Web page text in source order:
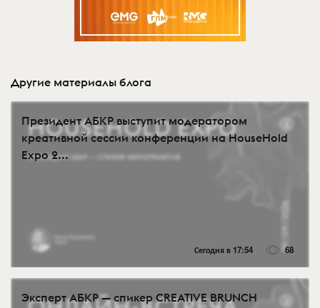
Другие материалы блога
Президент АБКР выступит модератором
креативной сессии конференции на HouseHold
Expo 2...
Сегодня в 17:54 68
Эксперт АБКР — спикер CREATIVE BRUNCH